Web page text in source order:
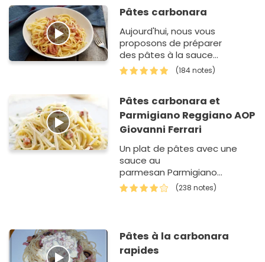
Pâtes carbonara
Aujourd'hui, nous vous
proposons de préparer
des pâtes à la sauce
carbonara. Simples à faire,
mais aussi faciles à r&eac…
(184 notes)
Pâtes carbonara et
Parmigiano Reggiano AOP
Giovanni Ferrari
Un plat de pâtes avec une
sauce au
parmesan Parmigiano
Reggiano AOP Giovanni Ferrari.
(238 notes)
Pâtes à la carbonara
rapides